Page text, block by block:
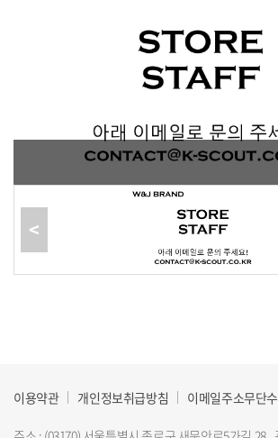
<
이용약관 개인정보취급방침 이메일주소무단